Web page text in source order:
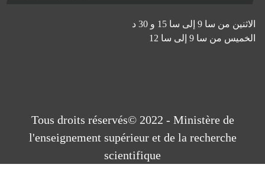
الاثنين من سا 9 إلى سا 15 و 30 د
الخميس من سا 9 إلى سا 12
Tous droits réservés© 2022 - Ministère de
l'enseignement supérieur et de la recherche
scientifique